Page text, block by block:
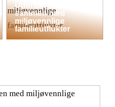
Utforske naturen
sammen med
miljøvennlige
familieutflukter